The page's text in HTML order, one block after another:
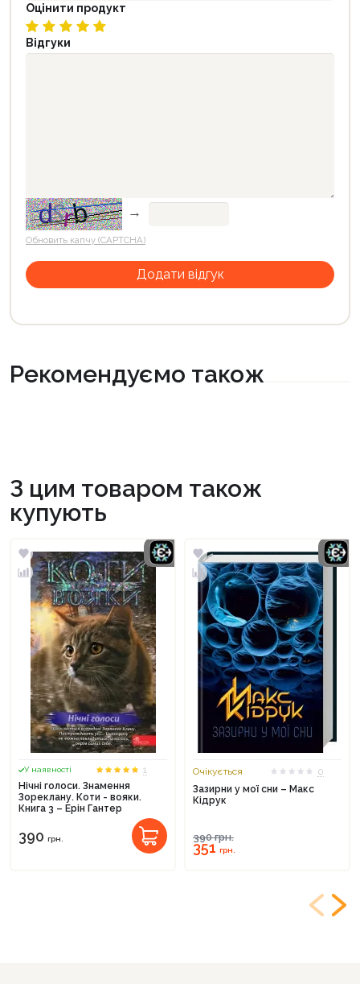
Оцінити продукт
Відгуки
→
Обновить капчу (CAPTCHA)
Рекомендуємо також
З цим товаром також
купують
У наявності
1
Нічні голоси. Знамення
Зореклану. Коти - вояки.
Книга 3 – Ерін Гантер
390 грн.
Очікується
0
Зазирни у мої сни – Макс
Кідрук
390грн.
351грн.